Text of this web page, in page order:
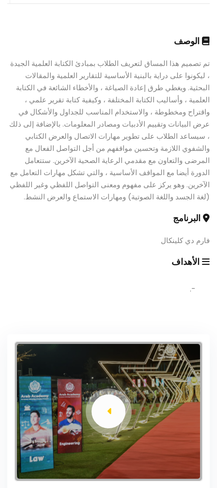
الوصف
تم تصميم هذا المساق لتعريف الطلاب بمبادئ الكتابة العلمية الجيدة
، ليكونوا على دراية بالبنية الأساسية للتقارير العلمية والمقالات
البحثية. ويغطي طرق إعادة الصياغة ، والأخطاء الشائعة في الكتابة
العلمية ، وأساليب الكتابة المختلفة ، وكيفية كتابة تقرير علمي ،
واقتراح ومخطوطة ، والاستخدام المناسب للجداول والأشكال في
عرض البيانات وتقييم الأدبيات ومصادر المعلومات. بالإضافة إلى ذلك
، سيساعد الطلاب على تطوير مهارات الاتصال والعرض الكتابي
والشفوي اللازمة وتحسين مواقفهم من أجل التواصل الفعال مع
المرضى والتعاون مع مقدمي الرعاية الصحية الآخرين. ستتعامل
الدورة أيضا مع المواقف الأساسية ، والتي تشكل مهارات التعامل مع
الآخرين. وهو يركز على مفهوم ومعنى التواصل اللفظي وغير اللفظي
(لغة الجسد واللغة الصوتية) ومهارات الاستماع والعرض النشط.
البرنامج
فارم دي كلينكال
الأهداف
-.